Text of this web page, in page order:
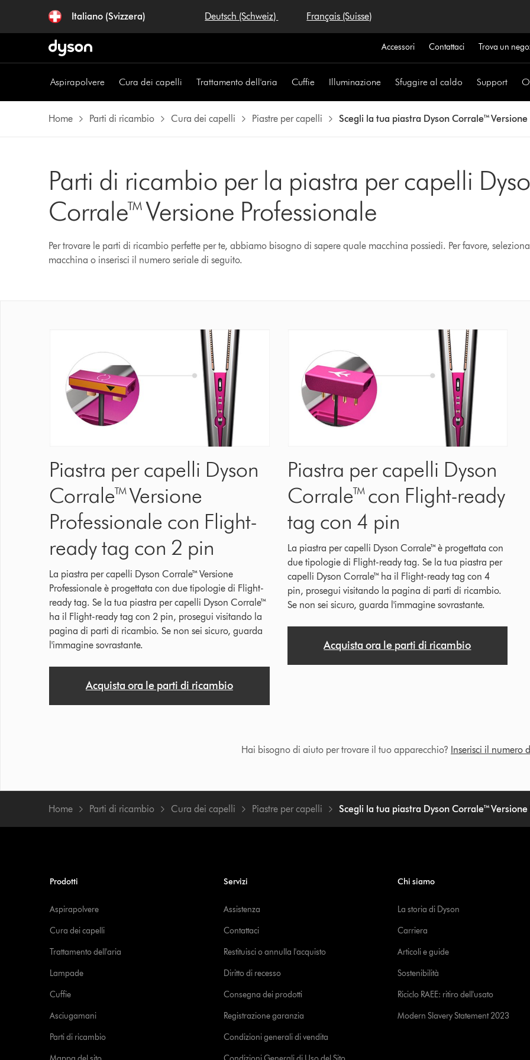
Italiano (Svizzera) Deutsch (Schweiz) Français (Suisse)
Accessori Contattaci Trova un
Aspirapolvere Cura dei capelli Trattamento dell'aria Cuffie Illuminazione Sfuggire al caldo Support
Home Parti di ricambio Cura dei capelli Piastre per capelli Scegli la tua piastra Dyson Corrale™ Versione
Parti di ricambio per la piastra per capelli
Corrale™ Versione Professionale
Per trovare le parti di ricambio perfette per te, abbiamo bisogno di sapere quale macchina possiedi. Per favore,
macchina o inserisci il numero seriale di seguito.
Piastra per capelli Dyson
Corrale™ Versione
Professionale con Flight-
ready tag con 2 pin
La piastra per capelli Dyson Corrale™ Versione
Professionale è progettata con due tipologie di Flight-
ready tag. Se la tua piastra per capelli Dyson Corrale™
ha il Flight-ready tag con 2 pin, prosegui visitando la
pagina di parti di ricambio. Se non sei sicuro, guarda
l'immagine sovrastante.
Acquista ora le parti di ricambio
Piastra per capelli Dyson
Corrale™ con Flight-ready
tag con 4 pin
La piastra per capelli Dyson Corrale™ è progettata con
due tipologie di Flight-ready tag. Se la tua piastra per
capelli Dyson Corrale™ ha il Flight-ready tag con 4
pin, prosegui visitando la pagina di parti di ricambio.
Se non sei sicuro, guarda l'immagine sovrastante.
Acquista ora le parti di ricambio
Hai bisogno di aiuto per trovare il tuo apparecchio? Inserisci il numero
Home Parti di ricambio Cura dei capelli Piastre per capelli Scegli la tua piastra Dyson Corrale™ Versione
Prodotti
Aspirapolvere
Cura dei capelli
Trattamento dell'aria
Lampade
Cuffie
Asciugamani
Parti di ricambio
Servizi
Assistenza
Contattaci
Restituisci o annulla l'acquisto
Diritto di recesso
Consegna dei prodotti
Registrazione garanzia
Condizioni generali di vendita
Chi siamo
La storia di Dyson
Carriera
Articoli e guide
Sostenibilità
Riciclo RAEE: ritiro dell'usato
Modern Slavery Statement 2023